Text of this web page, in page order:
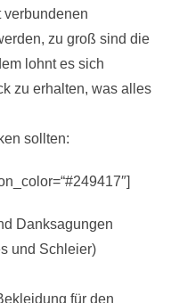
zu groß sind die
lohnt es sich
zu erhalten, was alles
sollten:
Danksagungen
und Schleier)
für den